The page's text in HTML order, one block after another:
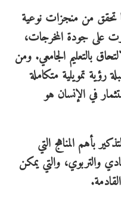
تحقق من منجزات نوعية
على جودة المخرجات،
بالتعليم الجامعي. ومن
رؤية تمويلية متكاملة
في الإنسان هو
بأهم المناهج التي
والتربوي، والتي يمكن